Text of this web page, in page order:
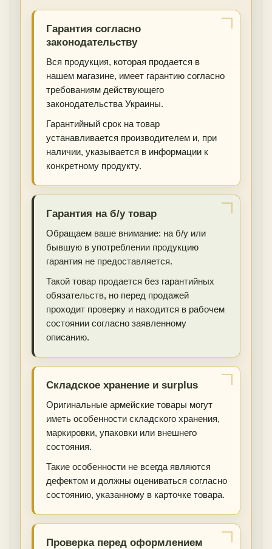
Гарантия согласно
законодательству
Вся продукция, которая продается в
нашем магазине, имеет гарантию согласно
требованиям действующего
законодательства Украины.
Гарантийный срок на товар
устанавливается производителем и, при
наличии, указывается в информации к
конкретному продукту.
Гарантия на б/у товар
Обращаем ваше внимание: на б/у или
бывшую в употреблении продукцию
гарантия не предоставляется.
Такой товар продается без гарантийных
обязательств, но перед продажей
проходит проверку и находится в рабочем
состоянии согласно заявленному
описанию.
Складское хранение и surplus
Оригинальные армейские товары могут
иметь особенности складского хранения,
маркировки, упаковки или внешнего
состояния.
Такие особенности не всегда являются
дефектом и должны оцениваться согласно
состоянию, указанному в карточке товара.
Проверка перед оформлением